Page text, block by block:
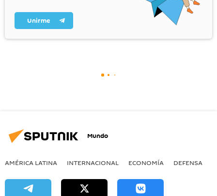
Unirme
Mundo
AMÉRICA LATINA INTERNACIONAL ECONOMÍA DEFENSA